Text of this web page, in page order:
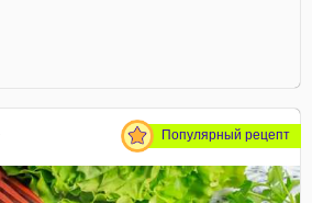
Популярный рецепт